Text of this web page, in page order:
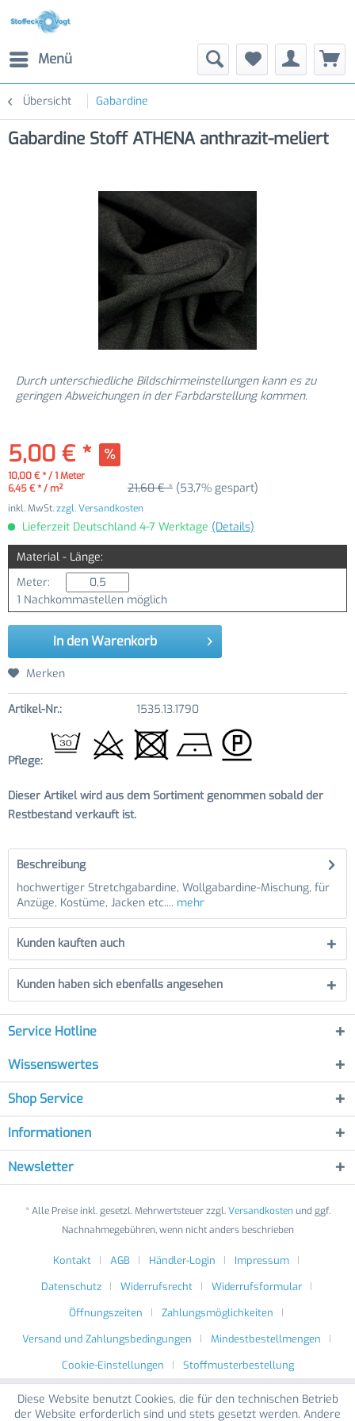
Menü
Übersicht Gabardine
Gabardine Stoff ATHENA anthrazit-meliert
Durch unterschiedliche Bildschirmeinstellungen kann es zu
geringen Abweichungen in der Farbdarstellung kommen.
5,00 € *
10,00 € * / 1 Meter
6,45 € * / m²
21,60 € * (53,7% gespart)
inkl. MwSt.zzgl. Versandkosten
Lieferzeit Deutschland 4-7 Werktage (Details)
Material - Länge:
Meter:
1 Nachkommastellen möglich
In den Warenkorb
Merken
Artikel-Nr.: 1535.13.1790
Pflege:
Dieser Artikel wird aus dem Sortiment genommen sobald der
Restbestand verkauft ist.
Beschreibung
hochwertiger Stretchgabardine, Wollgabardine-Mischung, für
Anzüge, Kostüme, Jacken etc.... mehr
Kunden kauften auch
Kunden haben sich ebenfalls angesehen
Service Hotline
Wissenswertes
Shop Service
Informationen
Newsletter
* Alle Preise inkl. gesetzl. Mehrwertsteuer zzgl.Versandkostenund ggf.
Nachnahmegebühren, wenn nicht anders beschrieben
Kontakt AGB Händler-Login
Impressum
Datenschutz
Widerrufsrecht
Widerrufsformular
Öffnungszeiten
Zahlungsmöglichkeiten
Versand und Zahlungsbedingungen
Mindestbestellmengen
Cookie-Einstellungen
Stoffmusterbestellung
Diese Website benutzt Cookies, die für den technischen Betrieb
der Website erforderlich sind und stets gesetzt werden. Andere